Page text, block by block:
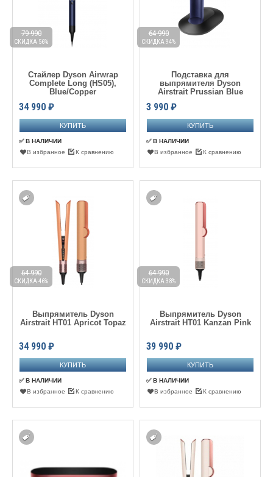
Стайлер Dyson Airwrap
Complete Long (HS05),
Blue/Copper
34 990 ₽
79 990
СКИДКА 56%
✅ В НАЛИЧИИ
В избранное
К сравнению
Подставка для
выпрямителя Dyson
Airstrait Prussian Blue
3 990 ₽
64 990
СКИДКА 94%
✅ В НАЛИЧИИ
В избранное
К сравнению
Выпрямитель Dyson
Airstrait HT01 Apricot Topaz
34 990 ₽
64 990
СКИДКА 46%
✅ В НАЛИЧИИ
В избранное
К сравнению
Выпрямитель Dyson
Airstrait HT01 Kanzan Pink
39 990 ₽
64 990
СКИДКА 38%
✅ В НАЛИЧИИ
В избранное
К сравнению